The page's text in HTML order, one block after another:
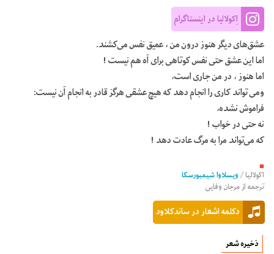
اِکولالیا در اینستاگرام
عشقهایدیگرهنوزدرونمن،عمیقنفسمیکشند.
امااینعشقحتینفسکوتاهیبرایآههمنیست !
اماهنوز،درمنجاریاست،
ومیتواندکاریراانجامدهدکههیچعشقیهرگزقادربهانجامآننیست:
فراموشنشده،
نهحتیدرخواب !
کهمیتواندمرابهمرگعادتدهد !
■
اکولالیا/ویسلاوا شیمبورسکا
ترجمه ازمرجان وفایی
دکلمه اشعار در ساندکلاود
ذخیره شعر